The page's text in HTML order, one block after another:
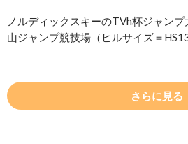
ノルディックスキーのTVh杯ジャン
山ジャンプ競技場（ヒルサイズ＝
さらに見る